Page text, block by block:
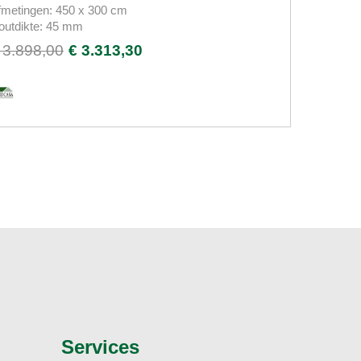
450 x 300 cm
45 mm
€ 3.313,30
Services